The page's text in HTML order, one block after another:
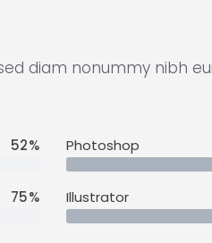
diam nonummy nibh
52
75
Photoshop
Illustrator